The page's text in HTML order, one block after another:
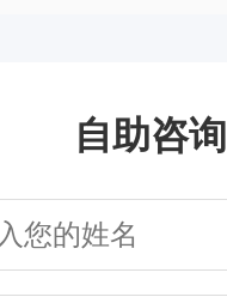
自助咨询